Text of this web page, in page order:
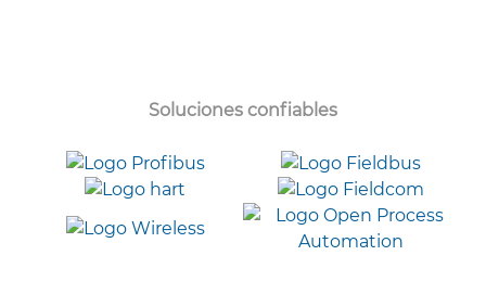
Soluciones confiables